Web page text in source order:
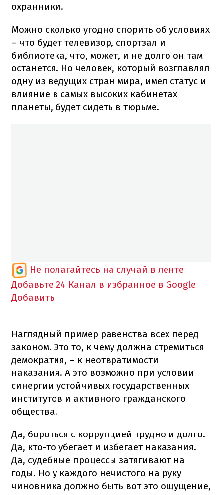
охранники.
Можно сколько угодно спорить об условиях
– что будет телевизор, спортзал и
библиотека, что, может, и не долго он там
останется. Но человек, который возглавлял
одну из ведущих стран мира, имел статус и
влияние в самых высоких кабинетах
планеты, будет сидеть в тюрьме.
Не полагайтесь на случай в ленте
Добавьте 24 Канал в избранное в Google
Добавить
Наглядный пример равенства всех перед
законом. Это то, к чему должна стремиться
демократия, – к неотвратимости
наказания. А это возможно при условии
синергии устойчивых государственных
институтов и активного гражданского
общества.
Да, бороться с коррупцией трудно и долго.
Да, кто-то убегает и избегает наказания.
Да, судебные процессы затягивают на
годы. Но у каждого нечистого на руку
чиновника должно быть вот это ощущение,